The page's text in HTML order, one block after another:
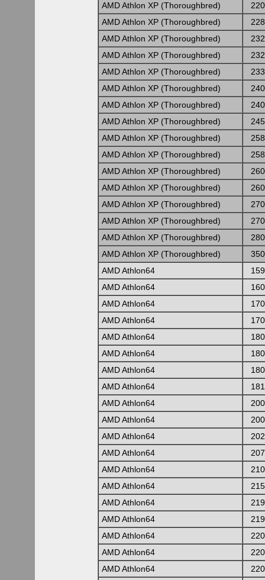
AMD Athlon XP (Thoroughbred)
AMD Athlon XP (Thoroughbred)
AMD Athlon XP (Thoroughbred)
AMD Athlon XP (Thoroughbred)
AMD Athlon XP (Thoroughbred)
AMD Athlon XP (Thoroughbred)
AMD Athlon XP (Thoroughbred)
AMD Athlon XP (Thoroughbred)
AMD Athlon XP (Thoroughbred)
AMD Athlon XP (Thoroughbred)
AMD Athlon XP (Thoroughbred)
AMD Athlon XP (Thoroughbred)
AMD Athlon XP (Thoroughbred)
AMD Athlon XP (Thoroughbred)
AMD Athlon XP (Thoroughbred)
AMD Athlon XP (Thoroughbred)
AMD Athlon64
AMD Athlon64
AMD Athlon64
AMD Athlon64
AMD Athlon64
AMD Athlon64
AMD Athlon64
AMD Athlon64
AMD Athlon64
AMD Athlon64
AMD Athlon64
AMD Athlon64
AMD Athlon64
AMD Athlon64
AMD Athlon64
AMD Athlon64
AMD Athlon64
AMD Athlon64
AMD Athlon64